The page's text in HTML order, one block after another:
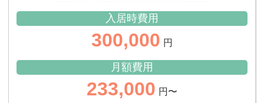
入居時費用
300,000 円
月額費用
233,000 円〜